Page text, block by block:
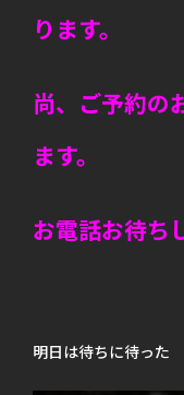
ります。
尚、ご予約の
ます。
お電話お待ち
明日は待ちに待った